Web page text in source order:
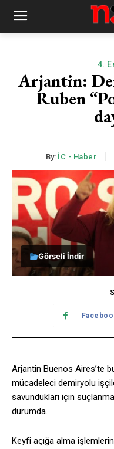
4.
Arjantin:
Ruben
By: İC - Haber
Görseli İndir
Arjantin Buenos Aires’te
mücadeleci demiryolu
savundukları için
durumda.
Keyfi açığa alma